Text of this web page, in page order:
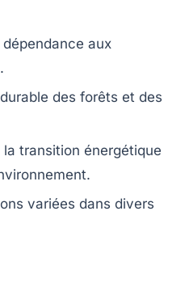
dépendance aux
des forêts et des
la transition énergétique
variées dans divers